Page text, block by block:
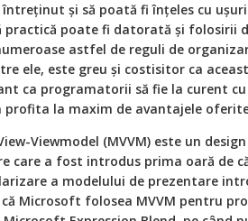
întreținut și să poată fi înțeles cu
practică poate fi datorată și folosirii
astfel de reguli de
ele, este greu și costisitor ca
ca programatorii să fie la curent
profita la maxim de avantajele
Viewmodel (MVVM) este un
care a fost introdus prima oară de
a modelului de prezentare
că Microsoft folosea MVVM pentru